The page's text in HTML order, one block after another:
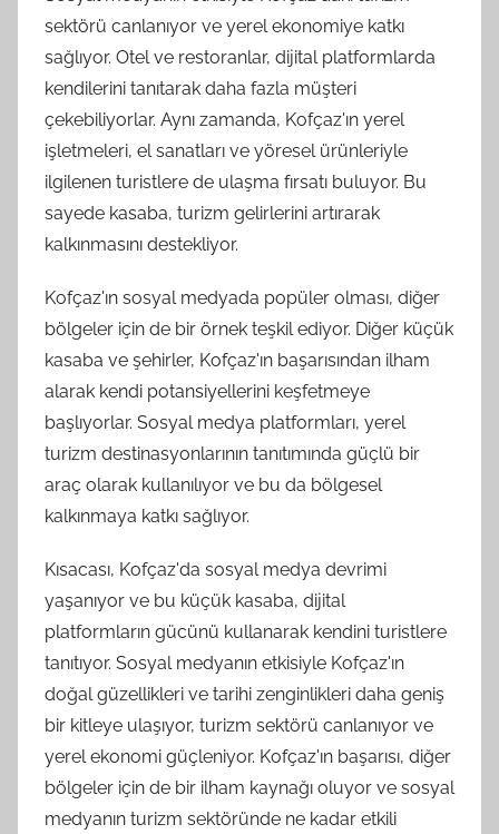
sektörü canlanıyor ve yerel ekonomiye katkı
sağlıyor. Otel ve restoranlar, dijital platformlarda
kendilerini tanıtarak daha fazla müşteri
çekebiliyorlar. Aynı zamanda, Kofçaz'ın yerel
işletmeleri, el sanatları ve yöresel ürünleriyle
ilgilenen turistlere de ulaşma fırsatı buluyor. Bu
sayede kasaba, turizm gelirlerini artırarak
kalkınmasını destekliyor.
Kofçaz'ın sosyal medyada popüler olması, diğer
bölgeler için de bir örnek teşkil ediyor. Diğer küçük
kasaba ve şehirler, Kofçaz'ın başarısından ilham
alarak kendi potansiyellerini keşfetmeye
başlıyorlar. Sosyal medya platformları, yerel
turizm destinasyonlarının tanıtımında güçlü bir
araç olarak kullanılıyor ve bu da bölgesel
kalkınmaya katkı sağlıyor.
Kısacası, Kofçaz'da sosyal medya devrimi
yaşanıyor ve bu küçük kasaba, dijital
platformların gücünü kullanarak kendini turistlere
tanıtıyor. Sosyal medyanın etkisiyle Kofçaz'ın
doğal güzellikleri ve tarihi zenginlikleri daha geniş
bir kitleye ulaşıyor, turizm sektörü canlanıyor ve
yerel ekonomi güçleniyor. Kofçaz'ın başarısı, diğer
bölgeler için de bir ilham kaynağı oluyor ve sosyal
medyanın turizm sektöründe ne kadar etkili